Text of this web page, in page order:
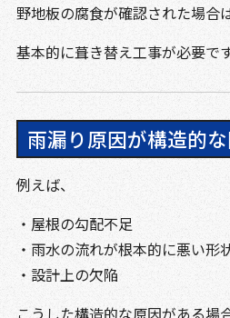
野地板の腐食が確認された場合は
基本的に葺き替え工事が必要です
雨漏り原因が構造的
例えば、
・屋根の勾配不足
・雨水の流れが根本的に悪い形
・設計上の欠陥
こうした構造的な原因がある場合